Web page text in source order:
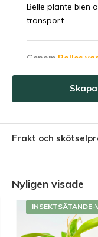
Belle plante bien
transport
GenomRolles
5 / 5
acclimaté!
Habe heute
der absolute
Gerne wieder lg
Frakt och
Nyligen visade
INSEKTSÄTANDE-